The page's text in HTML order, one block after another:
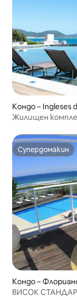
Кондо – Ingleses
lis
Жилищен
Супердомакин
Супердомакин
Кондо –
ВИСОК